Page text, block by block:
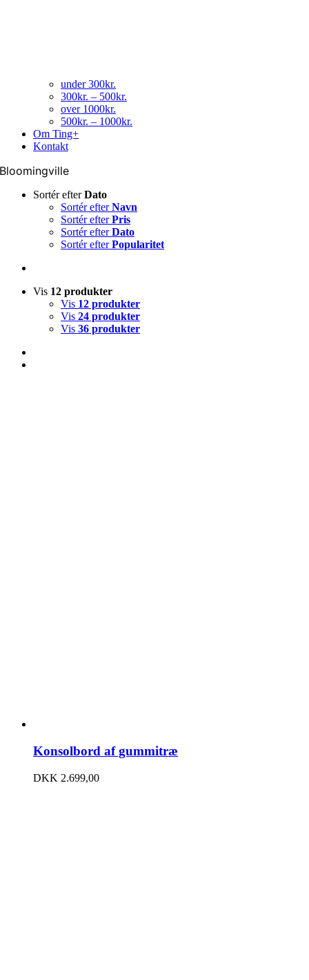
under 300kr.
300kr. – 500kr.
over 1000kr.
500kr. – 1000kr.
Om Ting+
Kontakt
Bloomingville
Sortér efterDato
Sortér efterNavn
Sortér efterPris
Sortér efterDato
Sortér efterPopularitet
Vis 12 produkter
Vis 12 produkter
Vis 24 produkter
Vis 36 produkter
Konsolbord af gummitræ
DKK 2.699,00